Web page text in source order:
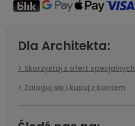
Dla Architekta:
Skorzystaj z ofert specjalnych
Zaloguj się i kupuj z kontem